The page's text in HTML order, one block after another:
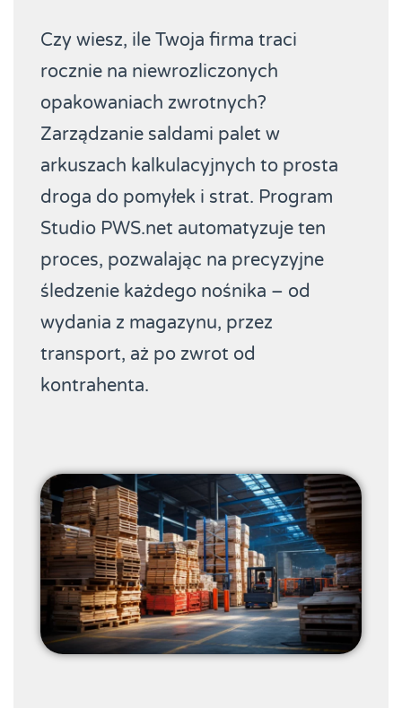
Czy wiesz, ile Twoja firma traci
rocznie na niewrozliczonych
opakowaniach zwrotnych?
Zarządzanie saldami palet w
arkuszach kalkulacyjnych to prosta
droga do pomyłek i strat. Program
Studio PWS.net automatyzuje ten
proces, pozwalając na precyzyjne
śledzenie każdego nośnika – od
wydania z magazynu, przez
transport, aż po zwrot od
kontrahenta.